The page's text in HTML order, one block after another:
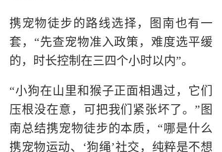
携宠物徒步的路线选择，图南也有一
套，“先查宠物准入政策，难度选平缓
的，时长控制在三四个小时以内”。
“小狗在山里和猴子正面相遇过，它们
压根没在意，可把我们紧张坏了。”图
南总结携宠物徒步的本质，“哪是什么
携宠物运动、‘狗绳’社交，纯粹是不想